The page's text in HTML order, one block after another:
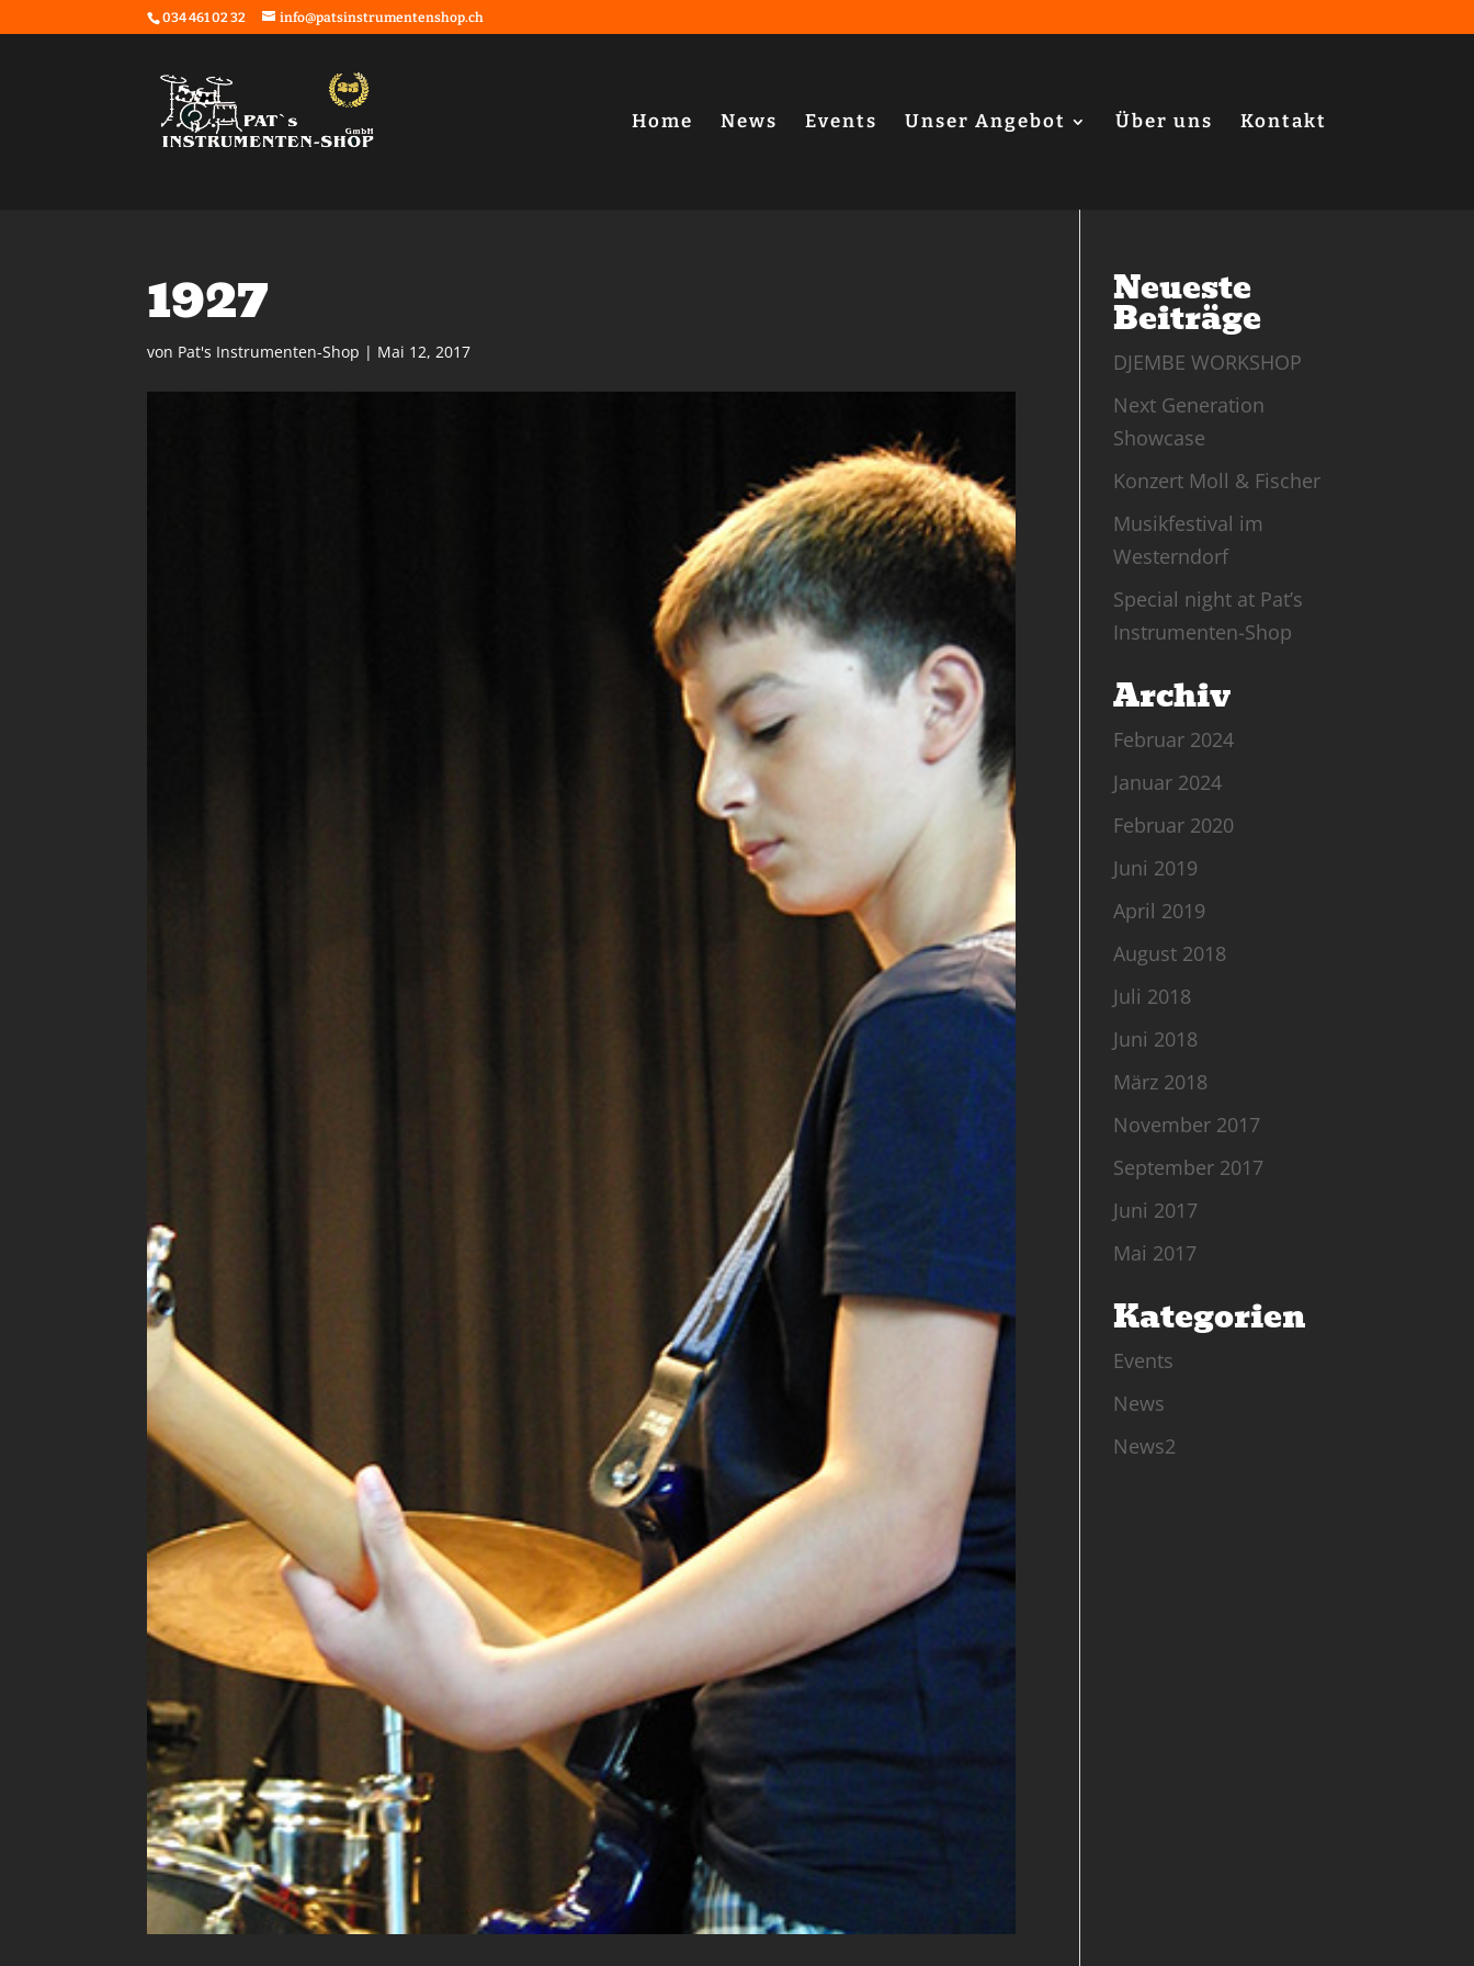
034 461 02 32 info@patsinstrumentenshop.ch
Home News Events Unser Angebot Über uns Kontakt
1927
von Pat's Instrumenten-Shop | Mai 12, 2017
Neueste
Beiträge
DJEMBE WORKSHOP
Next Generation
Showcase
Konzert Moll & Fischer
Musikfestival im
Westerndorf
Special night at Pat’s
Instrumenten-Shop
Archiv
Februar 2024
Januar 2024
Februar 2020
Juni 2019
April 2019
August 2018
Juli 2018
Juni 2018
März 2018
November 2017
September 2017
Juni 2017
Mai 2017
Kategorien
Events
News
News2